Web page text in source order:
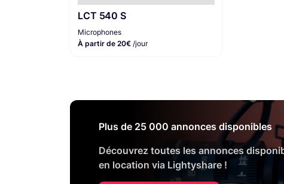
LCT 540 S
Microphones
À partir de 20€ /jour
Plus de 25 000 annonces disponibles
Découvrez toutes les annonces
en location via Lightyshare !